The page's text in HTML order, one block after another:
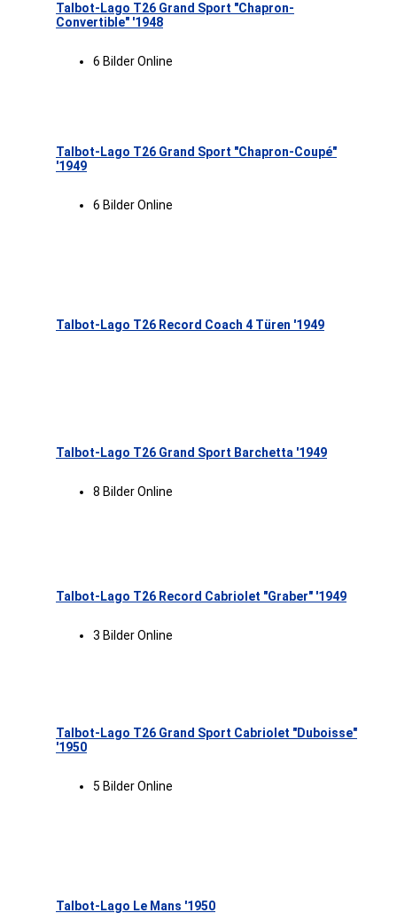
Talbot-Lago T26 Grand Sport "Chapron-
Convertible" '1948
6 Bilder Online
Talbot-Lago T26 Grand Sport "Chapron-Coupé"
'1949
6 Bilder Online
Talbot-Lago T26 Record Coach 4 Türen '1949
Talbot-Lago T26 Grand Sport Barchetta '1949
8 Bilder Online
Talbot-Lago T26 Record Cabriolet "Graber" '1949
3 Bilder Online
Talbot-Lago T26 Grand Sport Cabriolet "Duboisse"
'1950
5 Bilder Online
Talbot-Lago Le Mans '1950